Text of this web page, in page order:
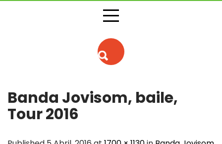
Banda Jovisom, baile,
Tour 2016